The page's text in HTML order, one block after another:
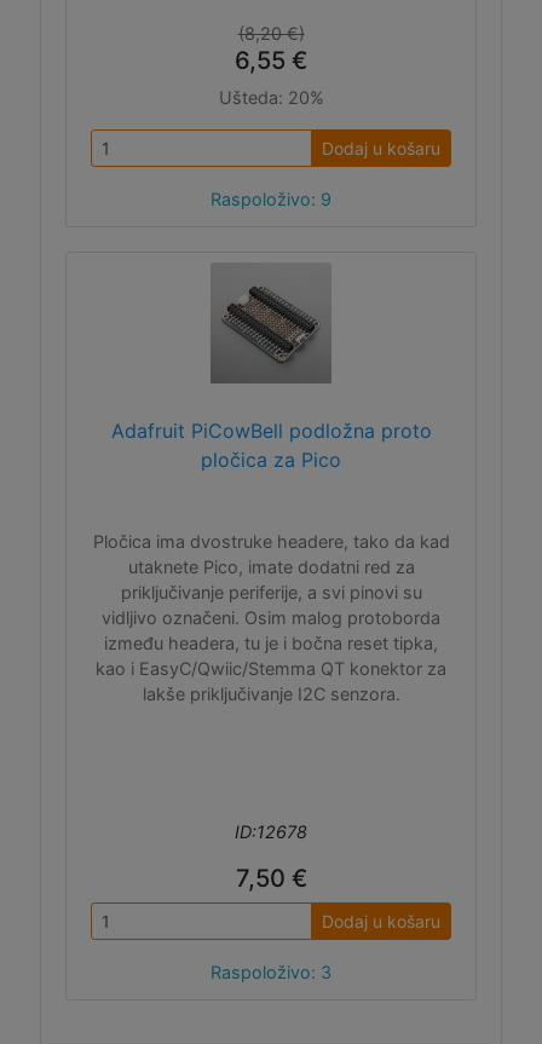
(8,20 €)
6,55 €
Ušteda: 20%
Dodaj u košaru
Raspoloživo: 9
Adafruit PiCowBell podložna proto
pločica za Pico
Pločica ima dvostruke headere, tako da kad
utaknete Pico, imate dodatni red za
priključivanje periferije, a svi pinovi su
vidljivo označeni. Osim malog protoborda
između headera, tu je i bočna reset tipka,
kao i EasyC/Qwiic/Stemma QT konektor za
lakše priključivanje I2C senzora.
ID:12678
7,50 €
Dodaj u košaru
Raspoloživo: 3